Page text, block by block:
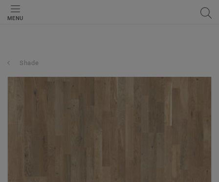
MENU
Shade